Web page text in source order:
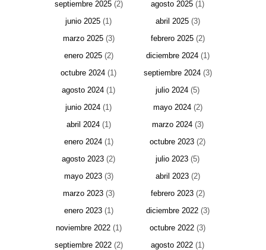
septiembre 2025(2) agosto 2025 (1)
junio 2025 (1) abril 2025(3)
marzo 2025(3) febrero 2025(2)
enero 2025(2) diciembre 2024(1)
octubre 2024 (1) septiembre 2024(3)
agosto 2024 (1) julio 2024 (5)
junio 2024 (1) mayo 2024(2)
abril 2024(1) marzo 2024(3)
enero 2024(1) octubre 2023 (2)
agosto 2023 (2) julio 2023 (5)
mayo 2023(3) abril 2023(2)
marzo 2023(3) febrero 2023(2)
enero 2023(1) diciembre 2022(3)
noviembre 2022(1) octubre 2022 (3)
septiembre 2022(2) agosto 2022 (1)